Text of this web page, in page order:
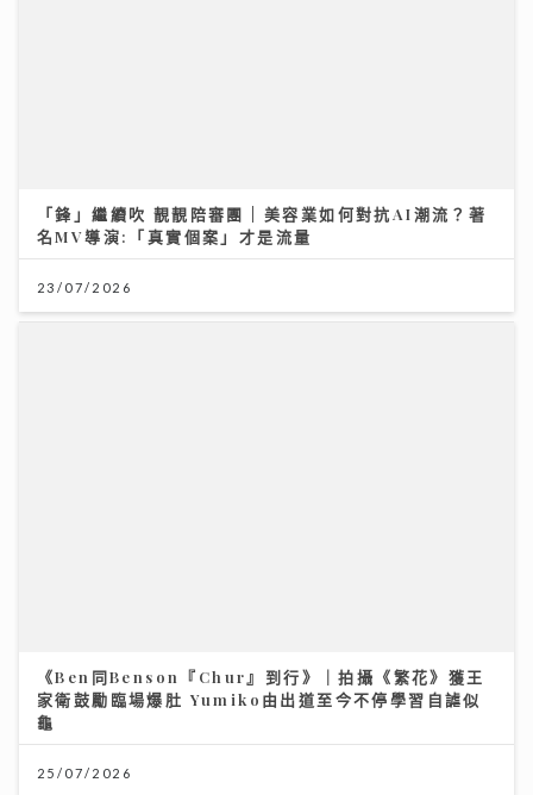
「鋒」繼續吹 靚靚陪審團 | 美容業如何對抗AI潮流？著
名MV導演:「真實個案」才是流量
23/07/2026
《Ben同Benson『Chur』到行》｜拍攝《繁花》獲王
家衛鼓勵臨場爆肚 Yumiko由出道至今不停學習自謔似
龜
25/07/2026